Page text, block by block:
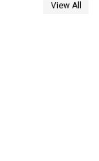
ഗുരുതരംView All